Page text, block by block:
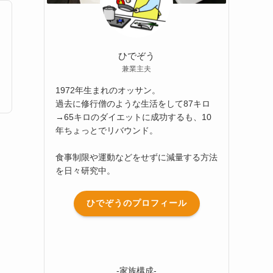
ひでぞう
兼業主夫
1972年生まれのオッサン。
過去に修行僧のような生活をして87キロ
→65キロのダイエットに成功するも、10
年ちょっとでリバウンド。
食事制限や運動などをせずに減量する方法
を日々研究中。
ひでぞうのプロフィール
-家族構成-